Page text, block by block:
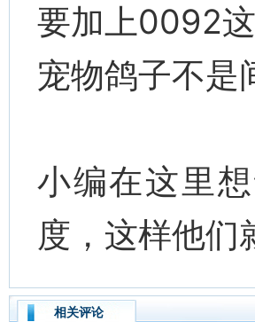
要加上0092
宠物鸽子不是
小编在这里
度，这样他们
相关评论